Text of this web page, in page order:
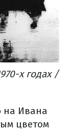
х годах /
на Ивана
цветом